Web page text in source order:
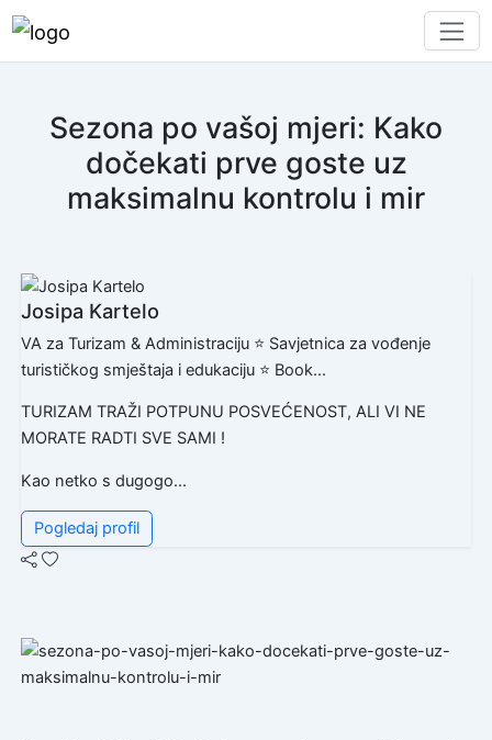
Sezona po vašoj mjeri: Kako
dočekati prve goste uz
maksimalnu kontrolu i mir
Josipa Kartelo
VA za Turizam & Administraciju ⭐ Savjetnica za vođenje
turističkog smještaja i edukaciju ⭐ Book...
TURIZAM TRAŽI POTPUNU POSVEĆENOST, ALI VI NE
MORATE RADTI SVE SAMI !
Kao netko s dugogo...
Pogledaj profil